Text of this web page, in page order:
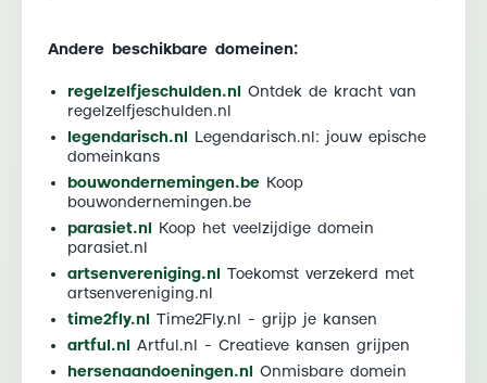
Andere beschikbare domeinen:
regelzelfjeschulden.nl
Ontdek de kracht van
regelzelfjeschulden.nl
legendarisch.nl
Legendarisch.nl: jouw epische
domeinkans
bouwondernemingen.be Koop
bouwondernemingen.be
parasiet.nl
Koop het veelzijdige domein
parasiet.nl
artsenvereniging.nl
Toekomst verzekerd met
artsenvereniging.nl
time2fly.nl
Time2Fly.nl - grijp je kansen
artful.nl
Artful.nl - Creatieve kansen grijpen
hersenaandoeningen.nl
Onmisbare domein